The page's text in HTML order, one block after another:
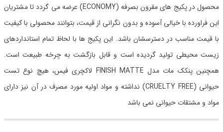
محصول در پکیج های مقرون بصرفه (ECONOMY) عرضه می گردد تا مشتریان
این فراورده با خیالی آسوده و بدون نگرانی از قیمت، بتوانند محصولی با کیفیت
با قیمت مناسب در دسترسشان باشد. این پکیج ها با لحاظ تمام استانداردهای
زیست محیطی تولید گردیده است و قابل بازگشت به چرخه طبیعت است.
همچنین پنکک مات مدل FINISH MATTE لاکچری فیس، هیچ نوع تست
حیوانی (CRUELTY FREE) نداشته و مواد اولیه مورد مصرف در آن نیز دارای
مواد و مشتقات حیوانی نمی باشد